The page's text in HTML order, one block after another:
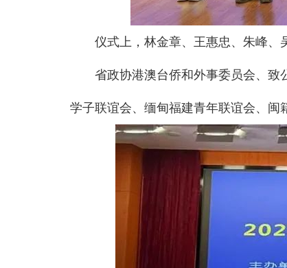
仪式上，林金章、王惠忠、朱峰、
省政协港澳台侨和外事委员会、致
学子联谊会、缅甸福建青年联谊会、闽